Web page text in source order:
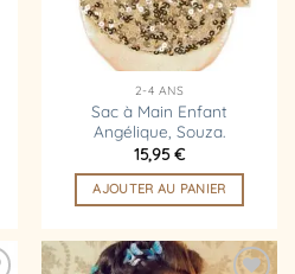
être
choisies
sur
la
page
du
produit
2-4 ANS
Sac à Main Enfant
Angélique, Souza.
15,95€
AJOUTER AU PANIER